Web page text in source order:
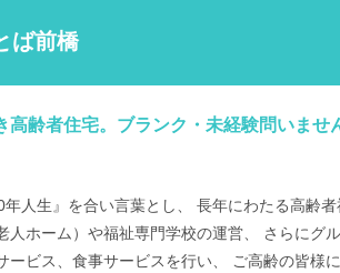
ば前橋
齢者住宅。ブランク・未経験問いませ
年人生』を合い言葉とし、 長年にわたる高齢
人ホーム）や福祉専門学校の運営、 さらにグ
ービス、食事サービスを行い、 ご高齢の皆様